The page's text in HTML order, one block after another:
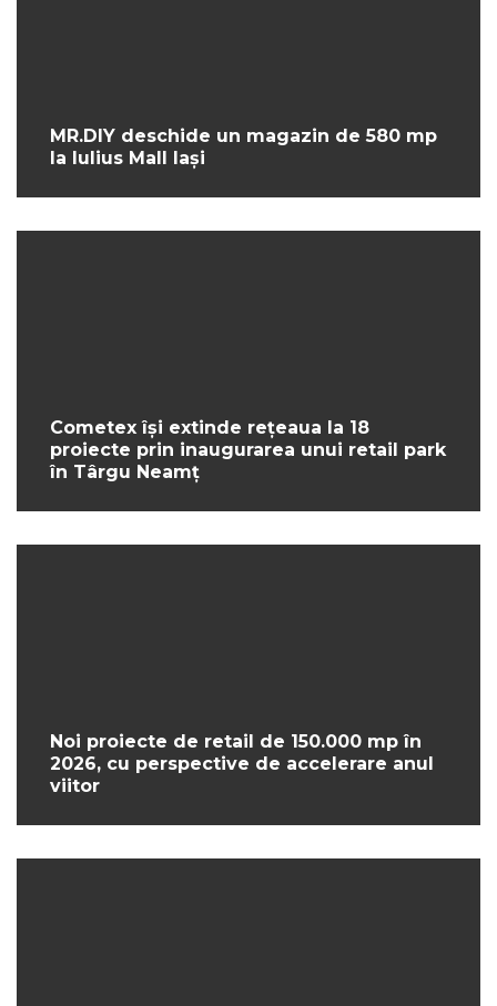
MR.DIY deschide un magazin de 580 mp
la Iulius Mall Iași
Cometex își extinde rețeaua la 18
proiecte prin inaugurarea unui retail park
în Târgu Neamț
Noi proiecte de retail de 150.000 mp în
2026, cu perspective de accelerare anul
viitor